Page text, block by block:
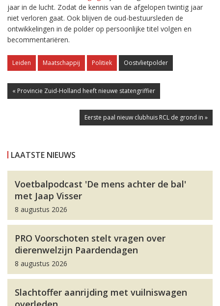
jaar in de lucht. Zodat de kennis van de afgelopen twintig jaar
niet verloren gaat. Ook blijven de oud-bestuursleden de
ontwikkelingen in de polder op persoonlijke titel volgen en
becommentariëren.
Leiden Maatschappij Politiek Oostvlietpolder
« Provincie Zuid-Holland heeft nieuwe statengriffier
Eerste paal nieuw clubhuis RCL de grond in »
LAATSTE NIEUWS
Voetbalpodcast 'De mens achter de bal'
met Jaap Visser
8 augustus 2026
PRO Voorschoten stelt vragen over
dierenwelzijn Paardendagen
8 augustus 2026
Slachtoffer aanrijding met vuilniswagen